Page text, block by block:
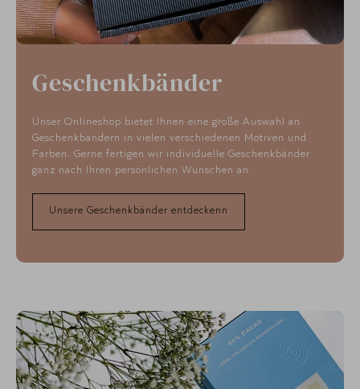
Geschenkbänder
Unser Onlineshop bietet Ihnen eine große Auswahl an
Geschenkbändern in vielen verschiedenen Motiven und
Farben. Gerne fertigen wir individuelle Geschenkbänder
ganz nach Ihren persönlichen Wünschen an.
Unsere Geschenkbänder entdeckenn